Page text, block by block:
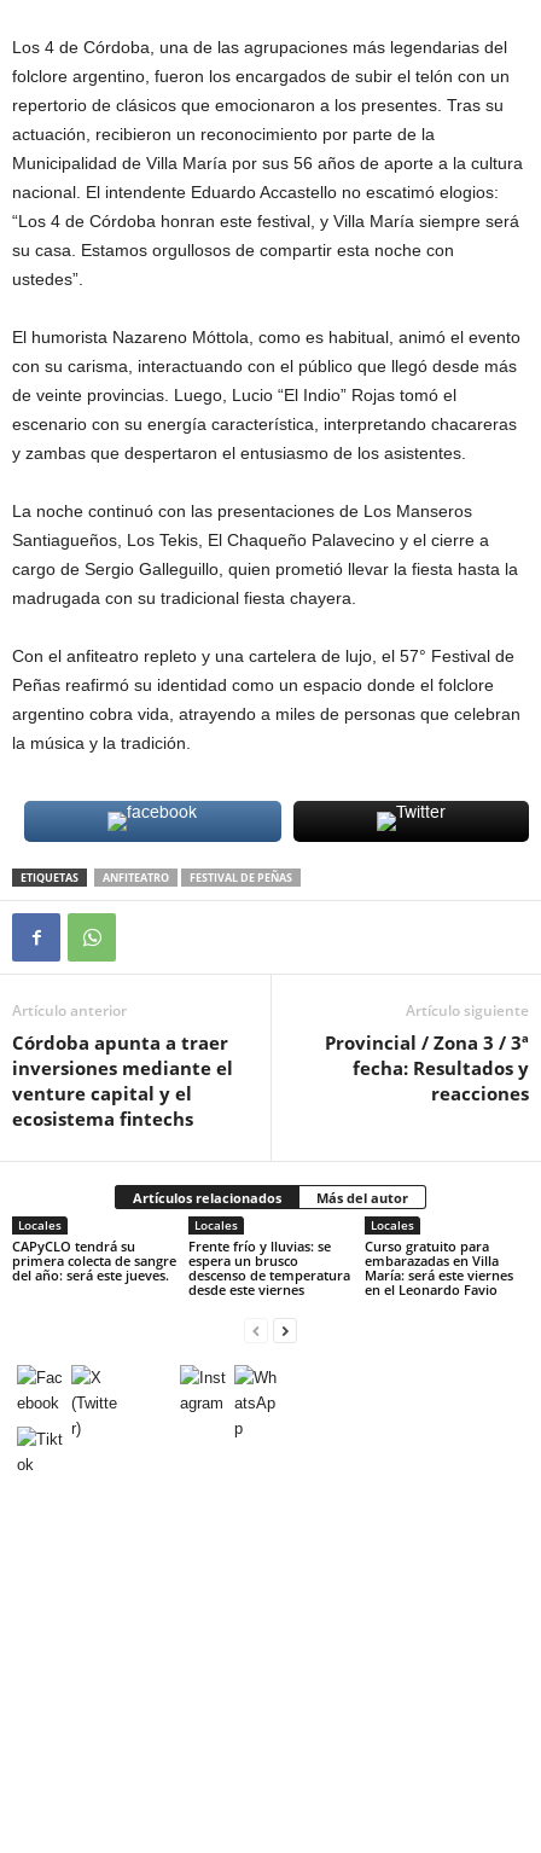
Los 4 de Córdoba, una de las agrupaciones más legendarias del
folclore argentino, fueron los encargados de subir el telón con un
repertorio de clásicos que emocionaron a los presentes. Tras su
actuación, recibieron un reconocimiento por parte de la
Municipalidad de Villa María por sus 56 años de aporte a la cultura
nacional. El intendente Eduardo Accastello no escatimó elogios:
“Los 4 de Córdoba honran este festival, y Villa María siempre será
su casa. Estamos orgullosos de compartir esta noche con
ustedes”.
El humorista Nazareno Móttola, como es habitual, animó el evento
con su carisma, interactuando con el público que llegó desde más
de veinte provincias. Luego, Lucio “El Indio” Rojas tomó el
escenario con su energía característica, interpretando chacareras
y zambas que despertaron el entusiasmo de los asistentes.
La noche continuó con las presentaciones de Los Manseros
Santiagueños, Los Tekis, El Chaqueño Palavecino y el cierre a
cargo de Sergio Galleguillo, quien prometió llevar la fiesta hasta la
madrugada con su tradicional fiesta chayera.
Con el anfiteatro repleto y una cartelera de lujo, el 57° Festival de
Peñas reafirmó su identidad como un espacio donde el folclore
argentino cobra vida, atrayendo a miles de personas que celebran
la música y la tradición.
ETIQUETAS ANFITEATRO FESTIVAL DE PEÑAS
Artículo anterior
Córdoba apunta a traer
inversiones mediante el
venture capital y el
ecosistema fintechs
Artículo siguiente
Provincial / Zona 3 / 3ª
fecha: Resultados y
reacciones
Artículos relacionados Más del autor
Locales
CAPyCLO tendrá su
primera colecta de sangre
del año: será este jueves.
Locales
Frente frío y lluvias: se
espera un brusco
descenso de temperatura
desde este viernes
Locales
Curso gratuito para
embarazadas en Villa
María: será este viernes
en el Leonardo Favio